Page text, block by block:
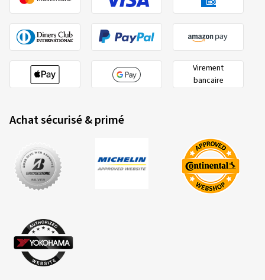
Virement
bancaire
Achat sécurisé & primé